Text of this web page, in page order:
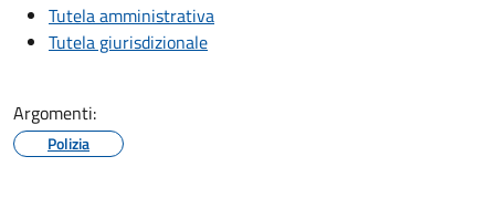
Tutela amministrativa
Tutela giurisdizionale
Argomenti:
Polizia